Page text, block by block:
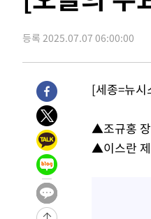
례 큰 폭발음
발효
-21402초 전 >[속보]트럼프, 美
-19102초 전 >[속보] 뉴욕증
등록 2025.07.07 06:00:00
[세종=뉴시
▲조규홍
▲이스란